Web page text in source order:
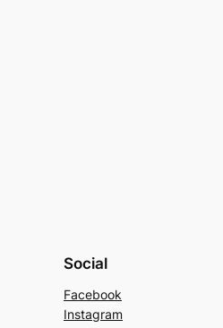
Social
Facebook
Instagram